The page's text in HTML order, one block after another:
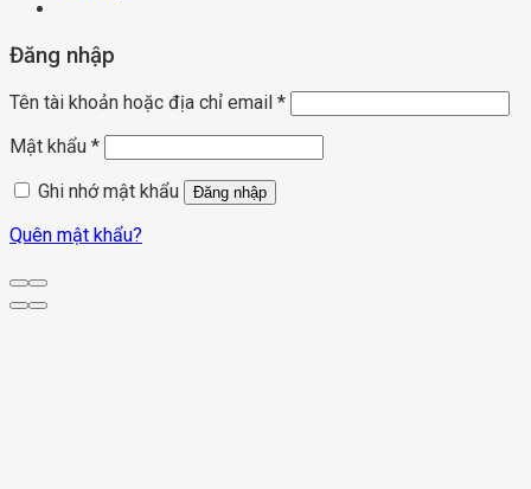
Đăng nhập
Tên tài khoản hoặc địa chỉ email *
Mật khẩu *
Ghi nhớ mật khẩu
Đăng nhập
Quên mật khẩu?